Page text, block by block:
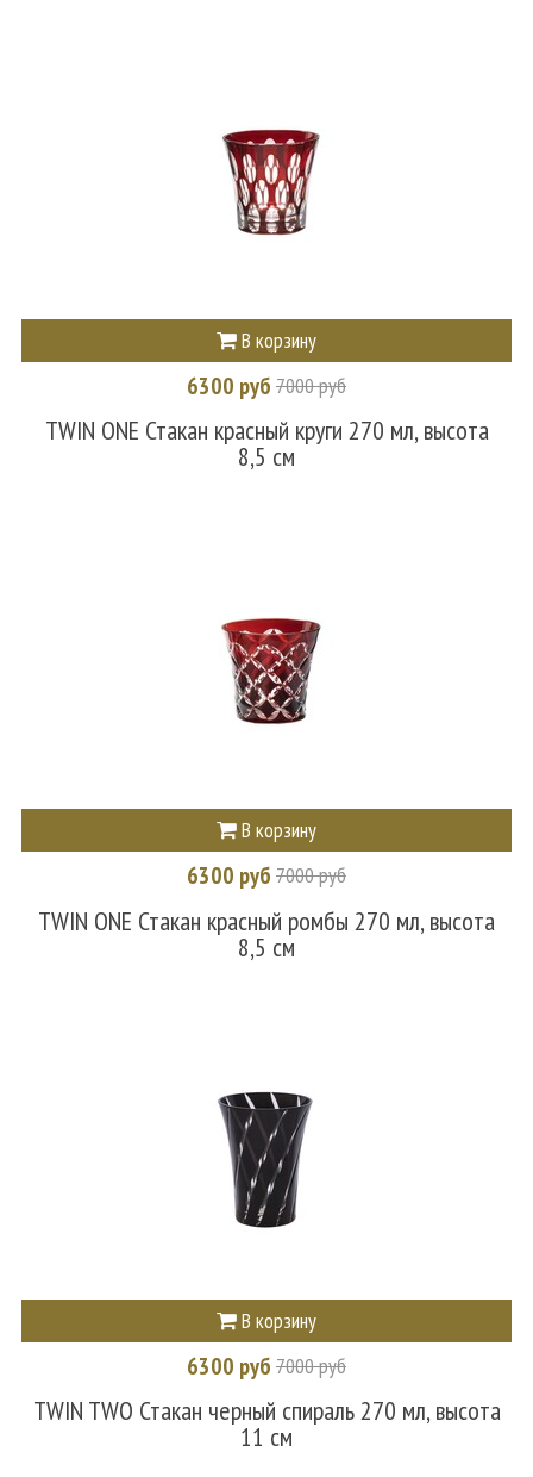
В корзину
6300 руб 7000 руб
TWIN ONE Стакан красный круги 270 мл, высота
8,5 см
В корзину
6300 руб 7000 руб
TWIN ONE Стакан красный ромбы 270 мл, высота
8,5 см
В корзину
6300 руб 7000 руб
TWIN TWO Стакан черный спираль 270 мл, высота
11 см